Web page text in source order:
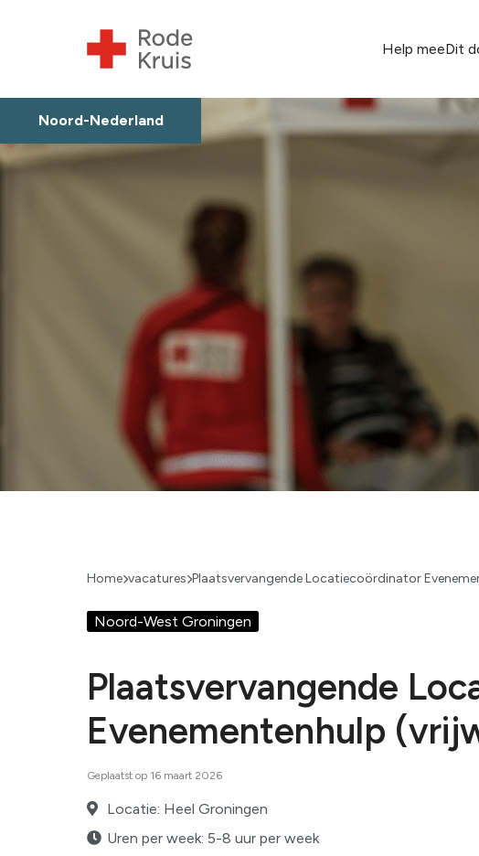
Help meeDit
Noord-Nederland
Home vacatures Plaatsvervangende Locatiecoördinator
Noord-West Groningen
Plaatsvervangende
Evenementenhulp
Geplaatst op 16 maart 2026
Locatie: Heel Groningen
Uren per week: 5-8 uur per week